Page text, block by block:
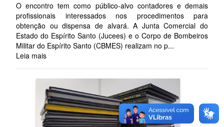
O encontro tem como público-alvo contadores e demais
profissionais interessados nos procedimentos para
obtenção ou dispensa de alvará. A Junta Comercial do
Estado do Espírito Santo (Jucees) e o Corpo de Bombeiros
Militar do Espírito Santo (CBMES) realizam no p...
Leia mais